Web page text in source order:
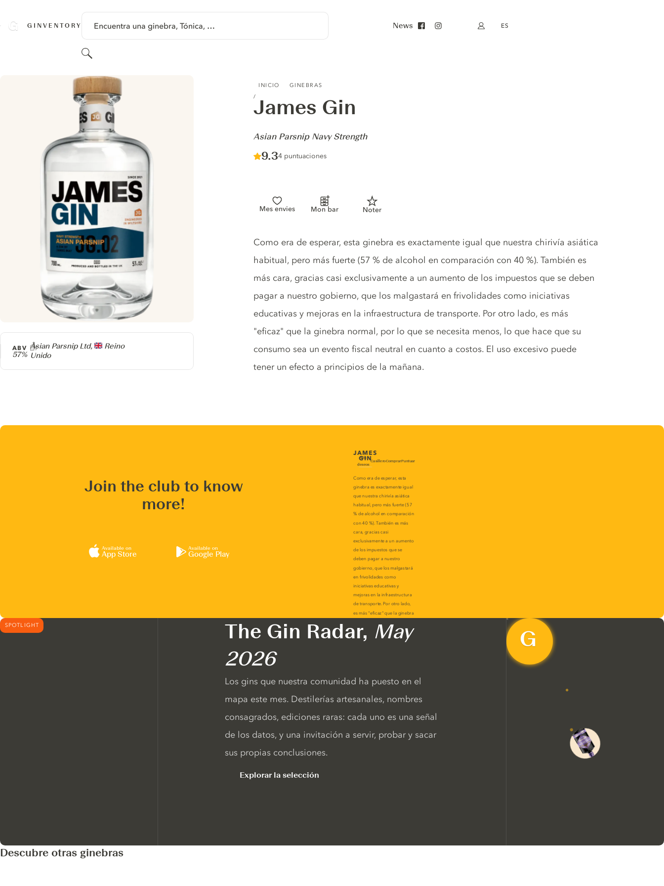
GINVENTORY Encuentra una ginebra, Tónica, …
Buscar
News Mi cuenta
ES
INICIO GINEBRAS
James Gin
-
Asian Parsnip Navy Strength
Score :
9.3/ 10
4 puntuaciones
Mes envies Mon bar Noter
Producer
Asian Parsnip Ltd,
Reino
Unido
ABV
57%
Gin description
Como era de esperar, esta ginebra es exactamente igual que nuestra chirivía asiática
habitual, pero más fuerte (57 % de alcohol en comparación con 40 %). También es
más cara, gracias casi exclusivamente a un aumento de los impuestos que se deben
pagar a nuestro gobierno, que los malgastará en frivolidades como iniciativas
educativas y mejoras en la infraestructura de transporte. Por otro lado, es más
"eficaz" que la ginebra normal, por lo que se necesita menos, lo que hace que su
consumo sea un evento fiscal neutral en cuanto a costos. El uso excesivo puede
tener un efecto a principios de la mañana.
Join the club to know
more!
Available on
App Store
Available on
Google Play
SPOTLIGHT The Gin Radar, May
2026
Los gins que nuestra comunidad ha puesto en el
mapa este mes. Destilerías artesanales, nombres
consagrados, ediciones raras: cada uno es una señal
de los datos, y una invitación a servir, probar y sacar
sus propias conclusiones.
Explorar la selección
Descubre otras ginebras